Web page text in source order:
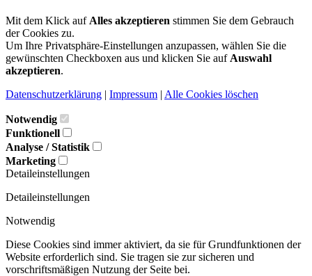
Mit dem Klick auf Alles akzeptieren stimmen Sie dem Gebrauch
der Cookies zu.
Um Ihre Privatsphäre-Einstellungen anzupassen, wählen Sie die
gewünschten Checkboxen aus und klicken Sie auf Auswahl
akzeptieren.
Datenschutzerklärung | Impressum | Alle Cookies löschen
Notwendig
Funktionell
Analyse / Statistik
Marketing
Detaileinstellungen
Detaileinstellungen
Notwendig
Diese Cookies sind immer aktiviert, da sie für Grundfunktionen der
Website erforderlich sind. Sie tragen sie zur sicheren und
vorschriftsmäßigen Nutzung der Seite bei.